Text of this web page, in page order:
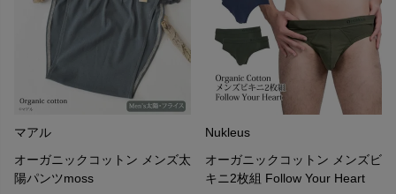
マアル
オーガニックコットン メンズ太
陽パンツmoss
Nukleus
オーガニックコットン メンズビ
キニ2枚組 Follow Your Heart